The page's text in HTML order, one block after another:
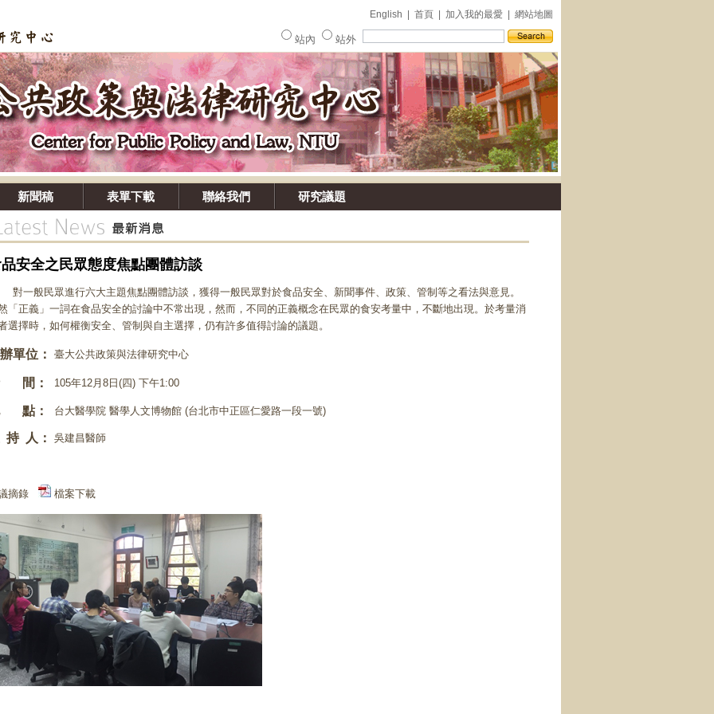
English 首頁 加入我的最愛 網站地圖
站內 站外
新聞稿 表單下載 聯絡我們 研究議題
品安全之民眾態度焦點團體訪談
般民眾進行六大主題焦點團體訪談，獲得一般民眾對於食品安全、新聞事件、政策、管制等之看法與意見。
「正義」一詞在食品安全的討論中不常出現，然而，不同的正義概念在民眾的食安考量中，不斷地出現。於考量消
選擇時，如何權衡安全、管制與自主選擇，仍有許多值得討論的議題。
單位： 臺大公共政策與法律研究中心
間： 105年12月8日(四) 下午1:00
點： 台大醫學院 醫學人文博物館 (台北市中正區仁愛路一段一號)
持 人： 吳建昌醫師
摘錄 檔案下載